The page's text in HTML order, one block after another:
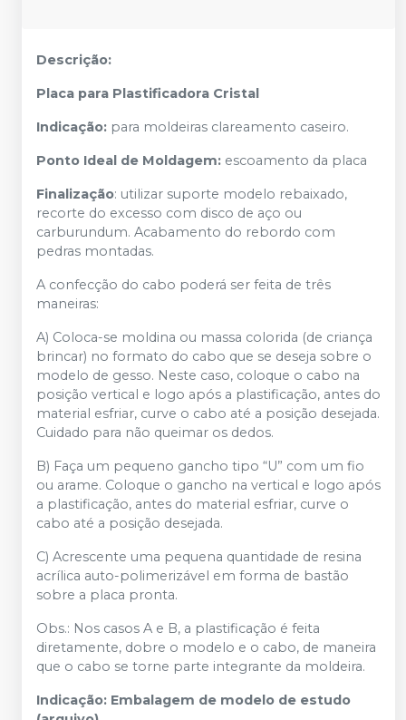
Descrição:
Placa para Plastificadora Cristal
Indicação: para moldeiras clareamento caseiro.
Ponto Ideal de Moldagem: escoamento da placa
Finalização: utilizar suporte modelo rebaixado,
recorte do excesso com disco de aço ou
carburundum. Acabamento do rebordo com
pedras montadas.
A confecção do cabo poderá ser feita de três
maneiras:
A) Coloca-se moldina ou massa colorida (de criança
brincar) no formato do cabo que se deseja sobre o
modelo de gesso. Neste caso, coloque o cabo na
posição vertical e logo após a plastificação, antes do
material esfriar, curve o cabo até a posição desejada.
Cuidado para não queimar os dedos.
B) Faça um pequeno gancho tipo “U” com um fio
ou arame. Coloque o gancho na vertical e logo após
a plastificação, antes do material esfriar, curve o
cabo até a posição desejada.
C) Acrescente uma pequena quantidade de resina
acrílica auto-polimerizável em forma de bastão
sobre a placa pronta.
Obs.: Nos casos A e B, a plastificação é feita
diretamente, dobre o modelo e o cabo, de maneira
que o cabo se torne parte integrante da moldeira.
Indicação: Embalagem de modelo de estudo